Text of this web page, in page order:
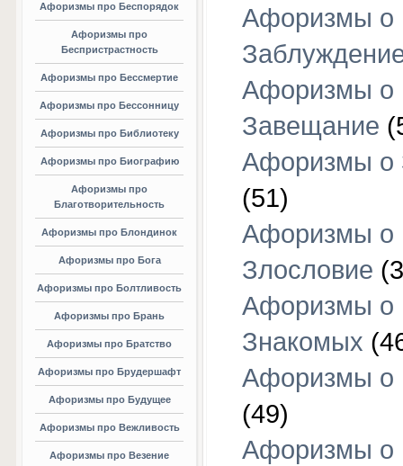
Афоризмы про Беспорядок
Афоризмы про
Беспристрастность
Афоризмы про Бессмертие
Афоризмы про Бессонницу
Афоризмы про Библиотеку
Афоризмы про Биографию
Афоризмы про
Благотворительность
Афоризмы про Блондинок
Афоризмы про Бога
Афоризмы про Болтливость
Афоризмы про Брань
Афоризмы про Братство
Афоризмы про Брудершафт
Афоризмы про Будущее
Афоризмы про Вежливость
Афоризмы про Везение
Афоризмы о
Афоризмы о
Завещание
Афоризмы о
(51)
Афоризмы о
Злословие
Афоризмы о
Знакомых
Афоризмы о
(49)
Афоризмы о